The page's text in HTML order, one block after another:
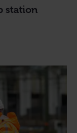
station